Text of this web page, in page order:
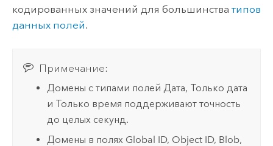
кодированных значений для большинства типов
данных полей.
Примечание:
Домены с типами полей Дата, Только дата
и Только время поддерживают точность
до целых секунд.
Домены в полях Global ID, Object ID, Blob,